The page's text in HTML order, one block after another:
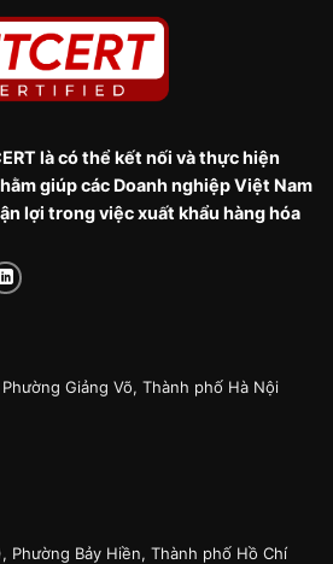
là có thể kết nối và thực hiện
giúp các Doanh nghiệp Việt Nam
lợi trong việc xuất khẩu hàng hóa
Giảng Võ, Thành phố Hà Nội
Phường Bảy Hiền, Thành phố Hồ Chí